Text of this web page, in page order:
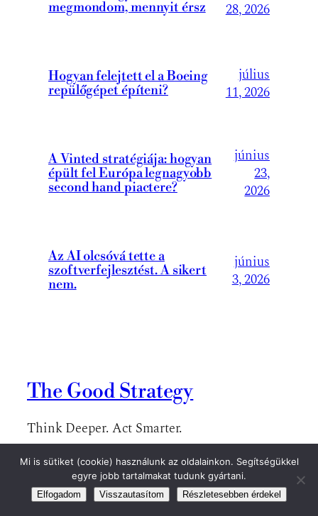
megmondom, mennyit érsz
28, 2026
Hogyan felejtett el a Boeing
repülőgépet építeni?
július
11, 2026
A Vinted stratégiája: hogyan
épült fel Európa legnagyobb
second hand piactere?
június
23,
2026
Az AI olcsóvá tette a
szoftverfejlesztést. A sikert
nem.
június
3, 2026
The Good Strategy
Think Deeper. Act Smarter.
Mi is sütiket (cookie) használunk az oldalainkon. Segítségükkel
egyre jobb tartalmakat tudunk gyártani.
Elfogadom Visszautasítom Részletesebben érdekel